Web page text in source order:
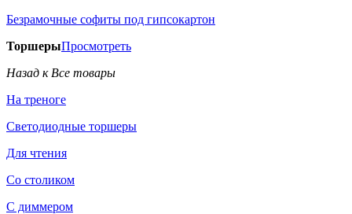
Безрамочные софиты под гипсокартон
ТоршерыПросмотреть
Назад к Все товары
На треноге
Светодиодные торшеры
Для чтения
Со столиком
С диммером